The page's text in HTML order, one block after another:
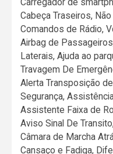
Cabeça Traseiros,
Comandos de Rádio,
Airbag de
Laterais, Ajuda ao
Travagem De
Alerta Transposição
Segurança,
Assistente Faixa de
Aviso Sinal De
Câmara de Marcha
Cansaço e Fadiga,